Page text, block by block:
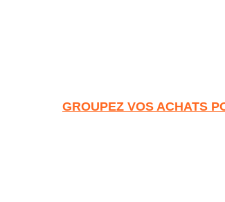
GROUPEZ VOS ACHATS